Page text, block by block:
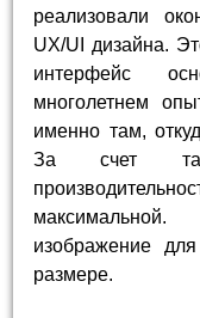
реализовали
UX/UI дизайна.
интерфейс
многолетнем
именно там,
За счет
изображение
размере.